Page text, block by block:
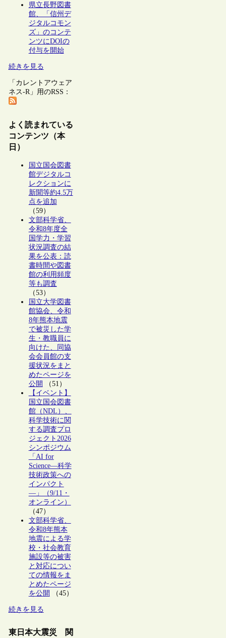
県立長野図書
館、「信州デ
ジタルコモン
ズ」のコンテ
ンツにDOIの
付与を開始
続きを見る
「カレントアウェア
ネス-R」用のRSS：
よく読まれている
コンテンツ（本
日）
国立国会図書
館デジタルコ
レクションに
新聞等約4.5万
点を追加
（59）
文部科学省、
令和8年度全
国学力・学習
状況調査の結
果を公表：読
書時間や図書
館の利用頻度
等も調査
（53）
国立大学図書
館協会、令和
8年熊本地震
で被災した学
生・教職員に
向けた、同協
会会員館の支
援状況をまと
めたページを
公開
（51）
【イベント】
国立国会図書
館（NDL）、
科学技術に関
する調査プロ
ジェクト2026
シンポジウム
「AI for
Science―科学
技術政策への
インパクト
―」（9/11・
オンライン）
（47）
文部科学省、
令和8年熊本
地震による学
校・社会教育
施設等の被害
と対応につい
ての情報をま
とめたページ
を公開
（45）
続きを見る
東日本大震災 関